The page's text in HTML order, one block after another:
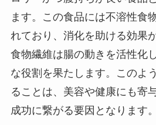
ます。この食品には不溶性食
れており、消化を助ける効果
食物繊維は腸の動きを活性化
な役割を果たします。このよ
ることは、美容や健康にも寄
成功に繋がる要因となります。